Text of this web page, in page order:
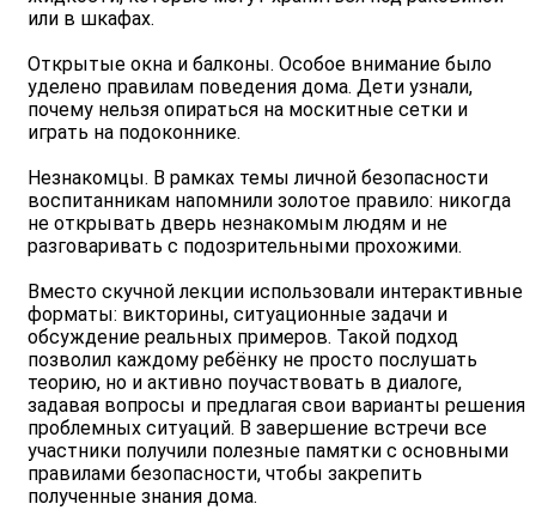
или в шкафах.
Открытые окна и балконы. Особое внимание было
уделено правилам поведения дома. Дети узнали,
почему нельзя опираться на москитные сетки и
играть на подоконнике.
Незнакомцы. В рамках темы личной безопасности
воспитанникам напомнили золотое правило: никогда
не открывать дверь незнакомым людям и не
разговаривать с подозрительными прохожими.
Вместо скучной лекции использовали интерактивные
форматы: викторины, ситуационные задачи и
обсуждение реальных примеров. Такой подход
позволил каждому ребёнку не просто послушать
теорию, но и активно поучаствовать в диалоге,
задавая вопросы и предлагая свои варианты решения
проблемных ситуаций. В завершение встречи все
участники получили полезные памятки с основными
правилами безопасности, чтобы закрепить
полученные знания дома.